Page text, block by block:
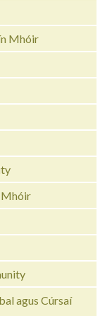
Mhóir
Mhóir
agus Cúrsaí